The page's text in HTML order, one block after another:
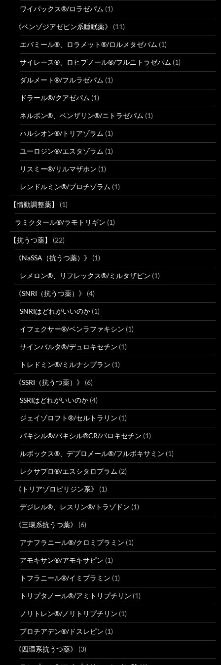
ワイパックス®/ロラゼパム (1)
《ベンゾジアゼピン系睡眠薬》 (11)
エバミール®、ロラメット®/ロルメタゼパム (1)
サイレース®、ロヒプノール®/フルニトラゼパム (1)
ダルメート®/フルラゼパム (1)
ドラール®/クアゼパム (1)
ネルボン®、ベンザリン®/ニトラゼパム (1)
ハルシオン®/トリアゾラム (1)
ユーロジン®/エスタゾラム (1)
リスミー®/リルマザホン (1)
レンドルミン®/ブロチゾラム (1)
【情動調整薬】 (1)
ラミクタール®/ラモトリギン (1)
【抗うつ薬】 (22)
《NaSSA（抗うつ薬）》 (1)
レメロン®、リフレックス®/ミルタザピン (1)
《SNRI（抗うつ薬）》 (4)
SNRIはどれがいいのか (1)
イフェクサー®/ベンラファキシン (1)
サインバルタ®/デュロキセチン (1)
トレドミン®/ミルナシプラン (1)
《SSRI（抗うつ薬）》 (6)
SSRIはどれがいいのか (4)
ジェイゾロフト®/セルトラリン (1)
パキシル®/パキシル®CR/パロキセチン (1)
ルボックス®、デプロメール®/フルボキサミン (1)
レクサプロ®/エスシタロプラム (2)
《トリアゾロピリジン系》 (1)
デジレル®、レスリン®/トラゾドン (1)
《三環系抗うつ薬》 (6)
アナフラニール®/クロミプラミン (1)
アモキサン®/アモキサピン (1)
トフラニール®/イミプラミン (1)
トリプタノール®/アミトリプチリン (1)
ノリトレン®/ノリトリプチリン (1)
プロチアデン®/ドスレピン (1)
《四環系抗うつ薬》 (3)